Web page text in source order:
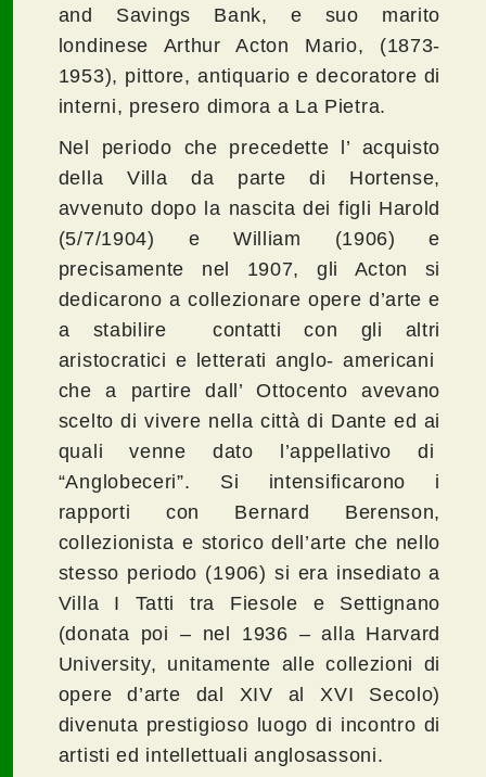
and Savings Bank, e suo marito
londinese Arthur Acton Mario, (1873-
1953), pittore, antiquario e decoratore di
interni, presero dimora a La Pietra.
Nel periodo che precedette l’ acquisto
della Villa da parte di Hortense,
avvenuto dopo la nascita dei figli Harold
(5/7/1904) e William (1906) e
precisamente nel 1907, gli Acton si
dedicarono a collezionare opere d’arte e
a stabilire contatti con gli altri
aristocratici e letterati anglo- americani
che a partire dall’ Ottocento avevano
scelto di vivere nella città di Dante ed ai
quali venne dato l’appellativo di
“Anglobeceri”. Si intensificarono i
rapporti con Bernard Berenson,
collezionista e storico dell’arte che nello
stesso periodo (1906) si era insediato a
Villa I Tatti tra Fiesole e Settignano
(donata poi – nel 1936 – alla Harvard
University, unitamente alle collezioni di
opere d’arte dal XIV al XVI Secolo)
divenuta prestigioso luogo di incontro di
artisti ed intellettuali anglosassoni.